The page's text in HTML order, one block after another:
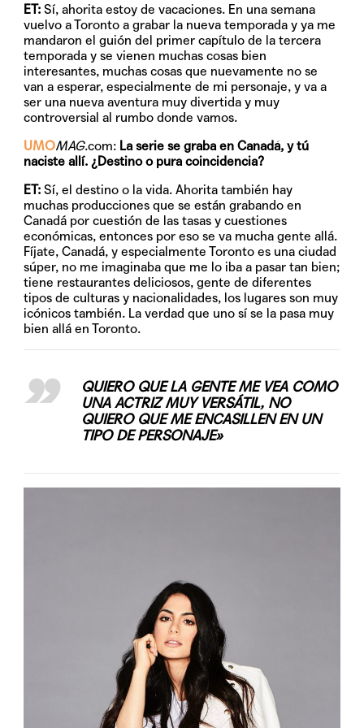
ET:Sí, ahorita estoy de vacaciones. En una semana
vuelvo a Toronto a grabar la nueva temporada y ya me
mandaron el guión del primer capítulo de la tercera
temporada y se vienen muchas cosas bien
interesantes, muchas cosas que nuevamente no se
van a esperar, especialmente de mi personaje, y va a
ser una nueva aventura muy divertida y muy
controversial al rumbo donde vamos.
UMOMAG.com: La serie se graba en Canadá, y tú
naciste allí. ¿Destino o pura coincidencia?
ET:Sí, el destino o la vida. Ahorita también hay
muchas producciones que se están grabando en
Canadá por cuestión de las tasas y cuestiones
económicas, entonces por eso se va mucha gente allá.
Fíjate, Canadá, y especialmente Toronto es una ciudad
súper, no me imaginaba que me lo iba a pasar tan bien;
tiene restaurantes deliciosos, gente de diferentes
tipos de culturas y nacionalidades, los lugares son muy
icónicos también. La verdad que uno sí se la pasa muy
bien allá en Toronto.
QUIERO QUE LA GENTE ME VEA COMO
UNA ACTRIZ MUY VERSÁTIL, NO
QUIERO QUE ME ENCASILLEN EN UN
TIPO DE PERSONAJE»